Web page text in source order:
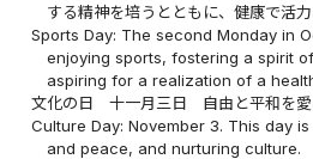
する精神を培うとともに、健康で活力
Sports Day: The second Monday in
enjoying sports, fostering a spirit
aspiring for a realization of a
文化の日 十一月三日 自由と平和を愛
Culture Day: November 3. This day
and peace, and nurturing culture.